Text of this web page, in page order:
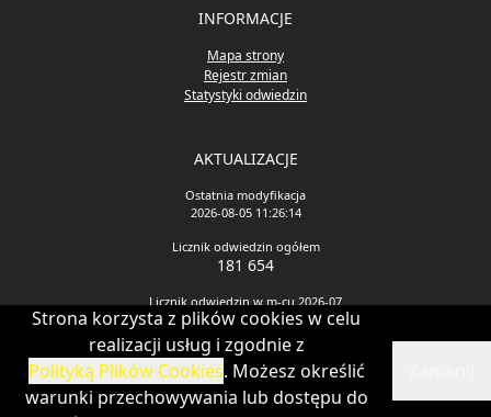
INFORMACJE
Mapa strony
Rejestr zmian
Statystyki odwiedzin
AKTUALIZACJE
Ostatnia modyfikacja
2026-08-05 11:26:14
Licznik odwiedzin ogółem
181 654
Licznik odwiedzin w m-cu 2026-07
245
CMS & Hosting: Nefeni Sp. z o.o.
Strona korzysta z plików cookies w celu
realizacji usług i zgodnie z
Polityką Plików Cookies. Możesz określić
warunki przechowywania lub dostępu do